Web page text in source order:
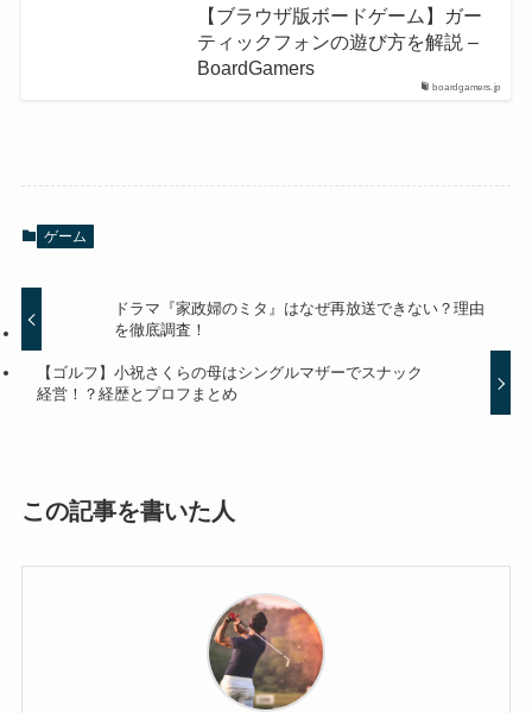
boardgamers.jp
【ブラウザ版ボードゲーム】ガー
ティックフォンの遊び方を解説 –
BoardGamers
ゲーム
ドラマ『家政婦のミタ』はなぜ再放送できない？理由
を徹底調査！
【ゴルフ】小祝さくらの母はシングルマザーでスナック
経営！？経歴とプロフまとめ
この記事を書いた人